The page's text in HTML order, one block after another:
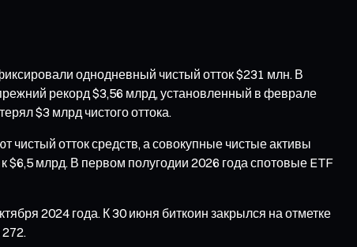
однодневный чистый отток $231 млн. В
рекорд $3,56 млрд, установленный в феврале
$3 млрд чистого оттока.
отток средств, а совокупные чистые активы
млрд. В первом полугодии 2026 года спотовые ETF
2024 года. К 30 июня биткоин закрылся на отметке